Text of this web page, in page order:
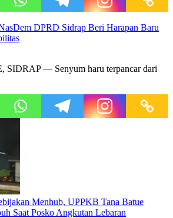
DPRD Sidrap Beri Harapan Baru
SIDRAP — Senyum haru terpancar dari
Menhub, UPPKB Tana Batue
Saat Posko Angkutan Lebaran